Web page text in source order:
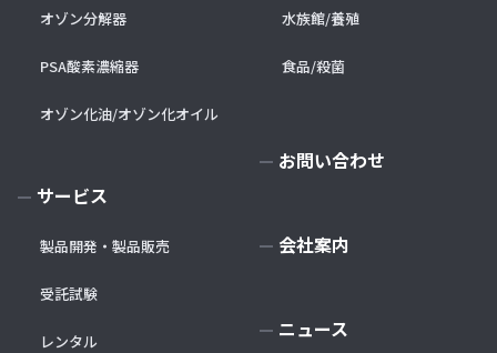
オゾン分解器
PSA酸素濃縮器
オゾン化油/オゾン化オイル
サービス
製品開発・製品販売
受託試験
レンタル
水族館/養殖
食品/殺菌
お問い合わせ
会社案内
ニュース